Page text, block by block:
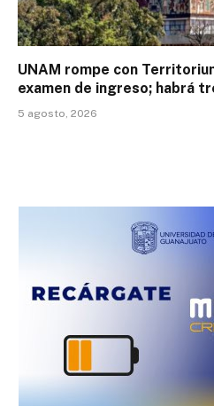
UNAM rompe con
examen de ingreso; habrá
5 agosto, 2026